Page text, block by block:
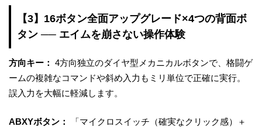
【3】16ボタン全面アップグレード×4つの背面ボ
タン ── エイムを崩さない操作体験
方向キー： 4方向独立のダイヤ型メカニカルボタンで、格闘ゲ
ームの複雑なコマンドや斜め入力もミリ単位で正確に実行。
誤入力を大幅に軽減します。
ABXYボタン：
「マイクロスイッチ（確実なクリック感）＋